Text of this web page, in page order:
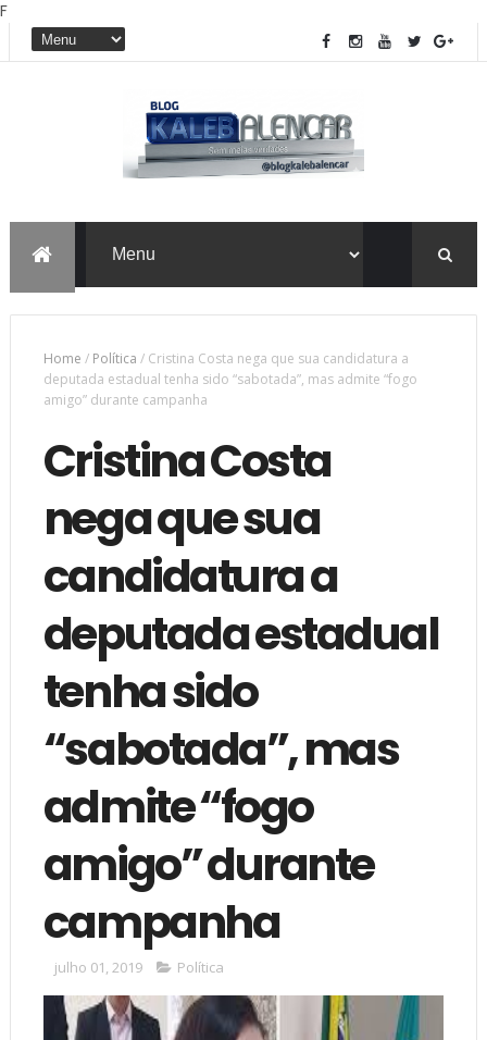
F
Home / Política / Cristina Costa nega que sua candidatura a
deputada estadual tenha sido “sabotada”, mas admite “fogo
amigo” durante campanha
Cristina Costa
nega que sua
candidatura a
deputada estadual
tenha sido
“sabotada”, mas
admite “fogo
amigo” durante
campanha
julho 01, 2019 Política